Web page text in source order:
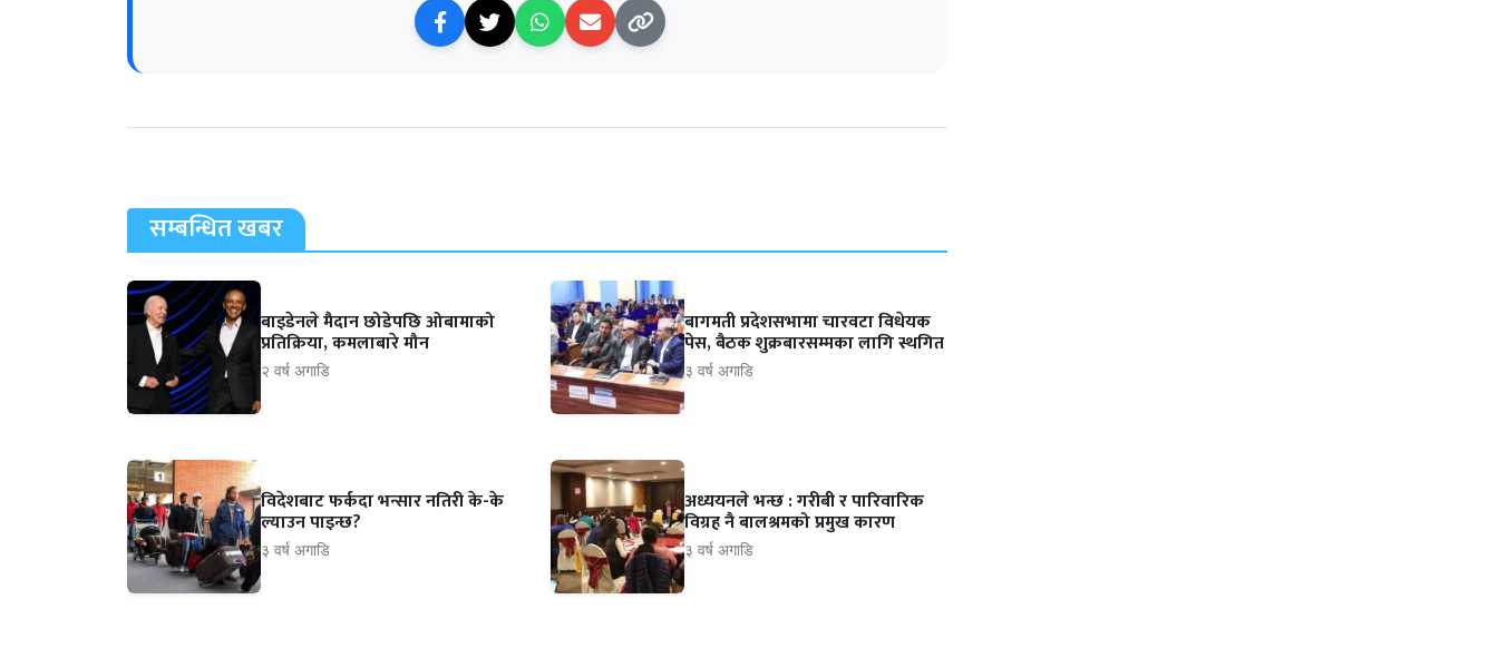
सम्बन्धित खबर
बाइडेनले मैदान छोडेपछि ओबामाको
प्रतिक्रिया, कमलाबारे मौन
२ वर्ष अगाडि
बागमती प्रदेशसभामा चारवटा विधेयक
पेस, बैठक शुक्रबारसम्मका लागि स्थगित
३ वर्ष अगाडि
विदेशबाट फर्कदा भन्सार नतिरी के-के
ल्याउन पाइन्छ?
३ वर्ष अगाडि
अध्ययनले भन्छ : गरीबी र पारिवारिक
विग्रह नै बालश्रमको प्रमुख कारण
३ वर्ष अगाडि